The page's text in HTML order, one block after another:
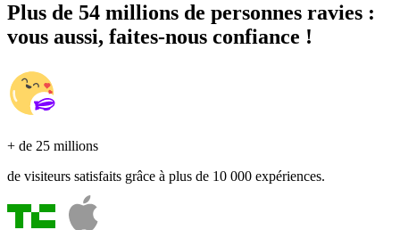
Plus de 54 millions de personnes ravies :
vous aussi, faites-nous confiance !
+ de 25 millions
de visiteurs satisfaits grâce à plus de 10 000 expériences.